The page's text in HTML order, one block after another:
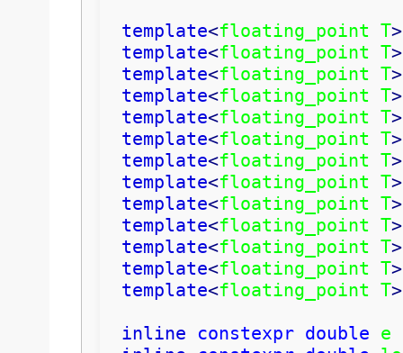
template<floating_point T>
template<floating_point T>
template<floating_point T>
template<floating_point T>
template<floating_point T>
template<floating_point T>
template<floating_point T>
template<floating_point T>
template<floating_point T>
template<floating_point T>
template<floating_point T>
template<floating_point T>
template<floating_point T>
inline
constexpr double